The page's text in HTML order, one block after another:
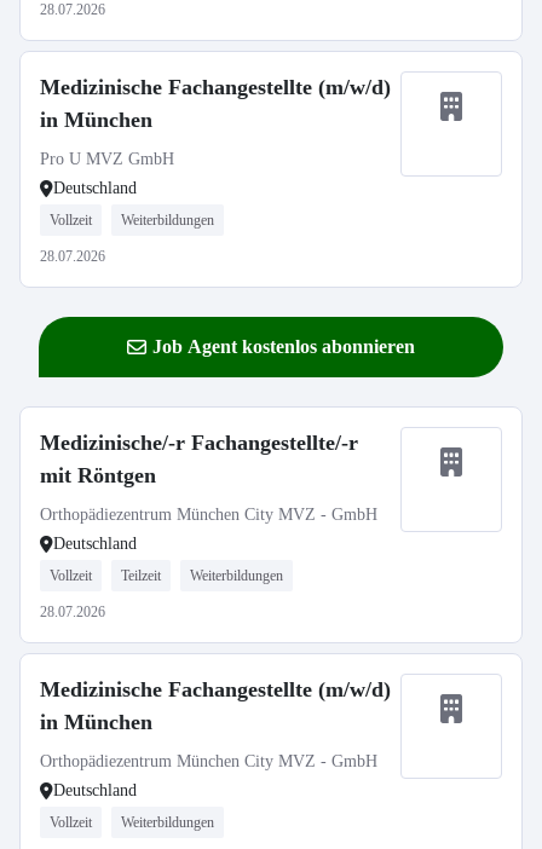
28.07.2026
Medizinische Fachangestellte (m/w/d)
in München
Pro U MVZ GmbH
Deutschland
Vollzeit Weiterbildungen
28.07.2026
Job Agent kostenlos abonnieren
Medizinische/-r Fachangestellte/-r
mit Röntgen
Orthopädiezentrum München City MVZ - GmbH
Deutschland
Vollzeit Teilzeit Weiterbildungen
28.07.2026
Medizinische Fachangestellte (m/w/d)
in München
Orthopädiezentrum München City MVZ - GmbH
Deutschland
Vollzeit Weiterbildungen